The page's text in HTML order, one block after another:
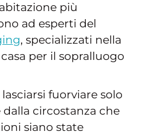
più
ad esperti del
, specializzati nella
per il sopralluogo
fuorviare solo
circostanza che
siano state